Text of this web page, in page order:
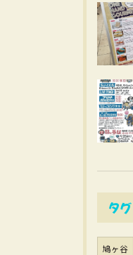
タグ
鳩ヶ谷